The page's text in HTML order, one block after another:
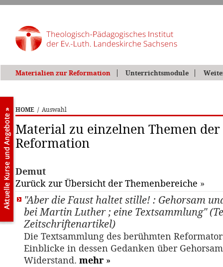
Materialien zur Reformation Unterrichtsmodule
HOME / Auswahl
Material zu einzelnen Themen der
Reformation
Demut
Zurück zur Übersicht der Themenbereiche »
"Aber die Faust haltet stille! : Gehorsam
bei Martin Luther ; eine Textsammlung"
Zeitschriftenartikel)
Die Textsammlung des berühmten
Einblicke in dessen Gedanken über
Widerstand. mehr »